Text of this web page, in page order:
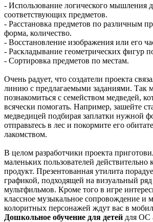
- Использование логического мышления
соответствующих предметов.
- Расстановка предметов по различным
форма, количество.
- Восстановление изображения или его
- Раскладывание геометрических фигур
- Сортировка предметов по местам.
Очень радует, что создатели проекта
линию с предлагаемыми заданиями. Так
познакомиться с семейством медведей,
всячески помогать. Например, зашейте
медведицей подбирая заплатки нужной
отправьтесь в лес и покормите его
лакомством.
В целом разработчики проекта
маленьких пользователей действительно
продукт. Презентованная утилита
графикой, подходящей на визуальный
мультфильмов. Кроме того в игре
классное музыкальное сопровождение и
колоритных персонажей ждут вас в
Дошкольное обучение для детей для ОС